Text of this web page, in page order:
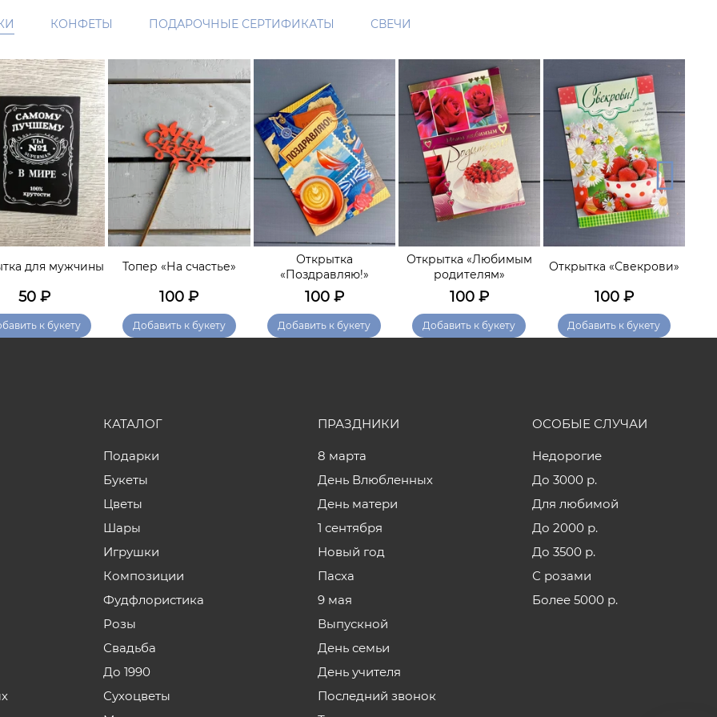
КОНФЕТЫ ПОДАРОЧНЫЕ СЕРТИФИКАТЫ СВЕЧИ
для мужчины
50₽
к букету
Топер «На счастье»
100 ₽
Добавить к букету
Открытка
«Поздравляю!»
100₽
Добавить к букету
Открытка «Любимым
родителям»
100₽
Добавить к букету
Открытка «Свекрови»
100₽
Добавить к букету
КАТАЛОГ
Подарки
Букеты
Цветы
Шары
Игрушки
Композиции
Фудфлористика
Розы
Свадьба
До 1990
Сухоцветы
ПРАЗДНИКИ
8 марта
День Влюбленных
День матери
1 сентября
Новый год
Пасха
9 мая
Выпускной
День семьи
День учителя
Последний звонок
ОСОБЫЕ СЛУЧАИ
Недорогие
До 3000 р.
Для любимой
До 2000 р.
До 3500 р.
С розами
Более 5000 р.